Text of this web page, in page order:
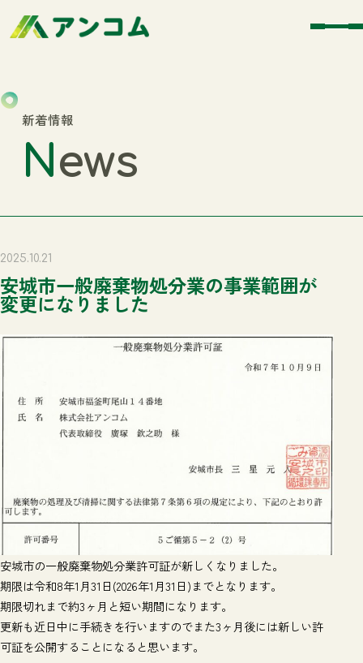
新着情報
News
2025.10.21
安城市一般廃棄物処分業の事業範囲が
変更になりました
安城市の一般廃棄物処分業許可証が新しくなりました。
期限は令和8年1月31日(2026年1月31日)までとなります。
期限切れまで約3ヶ月と短い期間になります。
更新も近日中に手続きを行いますのでまた3ヶ月後には新しい許
可証を公開することになると思います。